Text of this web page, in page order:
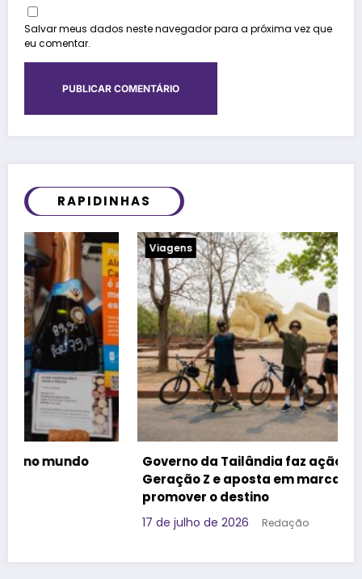
Salvar meus dados neste navegador para a próxima vez que
eu comentar.
RAPIDINHAS
Viagens
Governo da Tailândia faz ação voltada à
Geração Z e aposta em marca brasileira para
promover o destino
Redação